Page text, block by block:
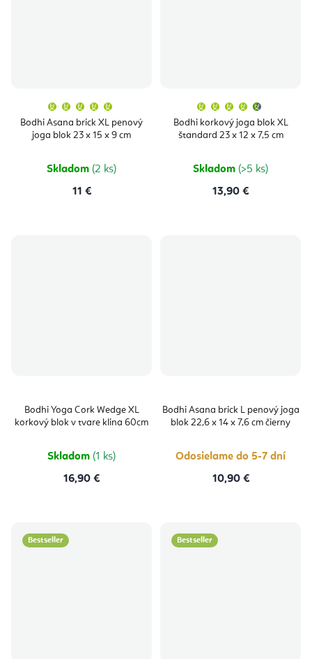
Bodhi Asana brick XL penový
joga blok 23 x 15 x 9 cm
produktu
je
5,0
hviezdičiek.
Skladom (2 ks)
11 €
Bodhi korkový joga blok XL
štandard 23 x 12 x 7,5 cm
produktu
je
4,9
Skladom (>5 ks)
13,90 €
Bodhi Yoga Cork Wedge XL
korkový blok v tvare klina 60cm
Skladom (1 ks)
16,90 €
Bodhi Asana brick L penový joga
blok 22,6 x 14 x 7,6 cm čierny
Odosielame do 5-7 dní
10,90 €
Bestseller Bestseller